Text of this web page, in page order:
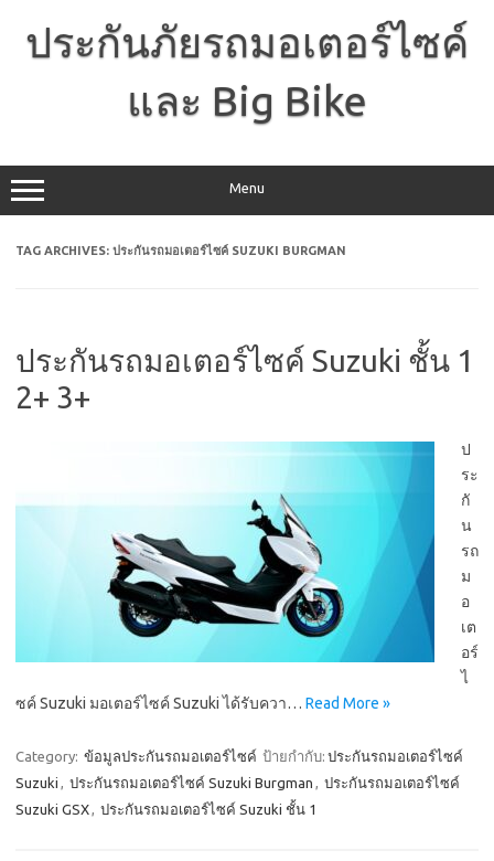
contentประกันภัยรถมอเตอร์ไซค์
และ Big Bike
Menu
TAG ARCHIVES: ประกันรถมอเตอร์ไซค์ SUZUKI BURGMAN
ประกันรถมอเตอร์ไซค์ Suzuki ชั้น 1
2+ 3+
ป
ระ
กั
น
รถ
ม
อ
เต
อร์
ไ
ซค์ Suzuki มอเตอร์ไซค์ Suzuki ได้รับควา… Read More »
Category: ข้อมูลประกันรถมอเตอร์ไซค์ ป้ายกำกับ: ประกันรถมอเตอร์ไซค์
Suzuki , ประกันรถมอเตอร์ไซค์ Suzuki Burgman , ประกันรถมอเตอร์ไซค์
Suzuki GSX, ประกันรถมอเตอร์ไซค์ Suzuki ชั้น 1